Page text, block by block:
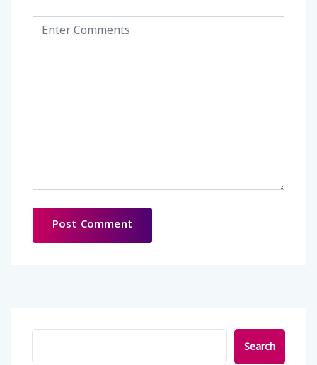
Search